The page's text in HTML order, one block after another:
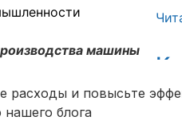
расходы и повысьте
блога
форм
машины